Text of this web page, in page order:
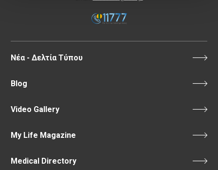
Νέα - Δελτία Τύπου
Blog
Video Gallery
My Life Magazine
Medical Directory